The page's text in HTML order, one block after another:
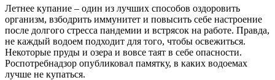
Летнее купание – один из лучших способов оздоровить
организм, взбодрить иммунитет и повысить себе настроение
после долгого стресса пандемии и встрясок на работе. Правда,
не каждый водоем подходит для того, чтобы освежиться.
Некоторые пруды и озера и вовсе таят в себе опасности.
Роспотребнадзор опубликовал памятку, в каких водоемах
лучше не купаться.